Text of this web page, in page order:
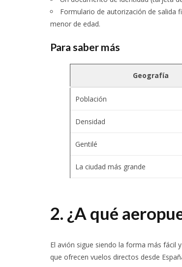
Formulario de autorización de salida
menor de edad.
Para saber más
Geografía
Población
Densidad
Gentilé
La ciudad más grande
2. ¿A qué
El avión sigue siendo la forma más fácil
que ofrecen vuelos directos desde